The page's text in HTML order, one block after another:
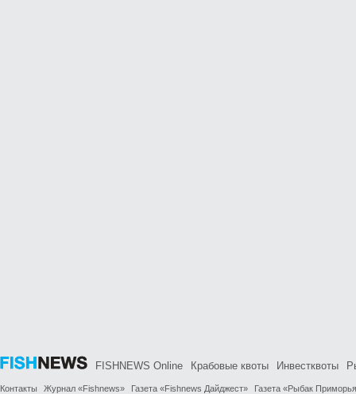
FISHNEWS Online Крабовые квоты Инвестквоты
Контакты Журнал «Fishnews» Газета «Fishnews Дайджест»
Газета «Рыбак